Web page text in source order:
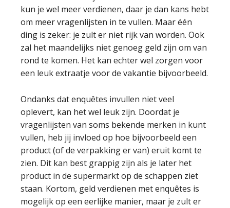
kun je wel meer verdienen, daar je dan kans hebt
om meer vragenlijsten in te vullen. Maar één
ding is zeker: je zult er niet rijk van worden. Ook
zal het maandelijks niet genoeg geld zijn om van
rond te komen. Het kan echter wel zorgen voor
een leuk extraatje voor de vakantie bijvoorbeeld.
Ondanks dat enquêtes invullen niet veel
oplevert, kan het wel leuk zijn. Doordat je
vragenlijsten van soms bekende merken in kunt
vullen, heb jij invloed op hoe bijvoorbeeld een
product (of de verpakking er van) eruit komt te
zien. Dit kan best grappig zijn als je later het
product in de supermarkt op de schappen ziet
staan. Kortom, geld verdienen met enquêtes is
mogelijk op een eerlijke manier, maar je zult er